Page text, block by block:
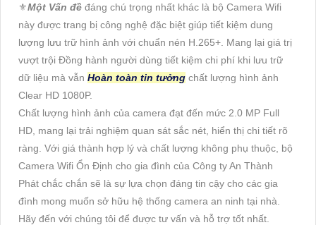
⚜️Một Vấn đề đáng chú trọng nhất khác là bộ Camera Wifi
này được trang bị công nghệ đặc biệt giúp tiết kiệm dung
lượng lưu trữ hình ảnh với chuẩn nén H.265+. Mang lại giá trị
vượt trội Đồng hành người dùng tiết kiệm chi phí khi lưu trữ
dữ liệu mà vẫn Hoàn toàn tin tưởng chất lượng hình ảnh
Clear HD 1080P.
Chất lượng hình ảnh của camera đạt đến mức 2.0 MP Full
HD, mang lại trải nghiệm quan sát sắc nét, hiển thị chi tiết rõ
ràng. Với giá thành hợp lý và chất lượng không phụ thuộc, bộ
Camera Wifi Ổn Định cho gia đình của Công ty An Thành
Phát chắc chắn sẽ là sự lựa chọn đáng tin cậy cho các gia
đình mong muốn sở hữu hệ thống camera an ninh tại nhà.
Hãy đến với chúng tôi để được tư vấn và hỗ trợ tốt nhất.